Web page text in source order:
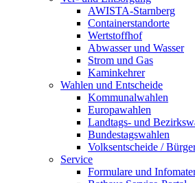
AWISTA-Starnberg
Containerstandorte
Wertstoffhof
Abwasser und Wasser
Strom und Gas
Kaminkehrer
Wahlen und Entscheide
Kommunalwahlen
Europawahlen
Landtags- und
Bundestagswahlen
Volksentscheide /
Service
Formulare und